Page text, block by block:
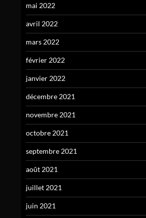
mai 2022
avril 2022
mars 2022
février 2022
janvier 2022
décembre 2021
novembre 2021
octobre 2021
septembre 2021
août 2021
juillet 2021
juin 2021